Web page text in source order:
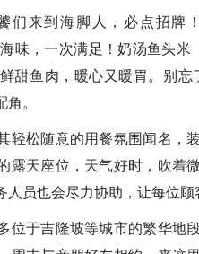
们来到海脚人，必点招牌
味，一次满足！奶汤鱼头
甜鱼肉，暖心又暖胃。别
。
轻松随意的用餐氛围闻名，
露天座位，天气好时，吹着
员也会尽力协助，让每位顾
位于吉隆坡等城市的繁华地